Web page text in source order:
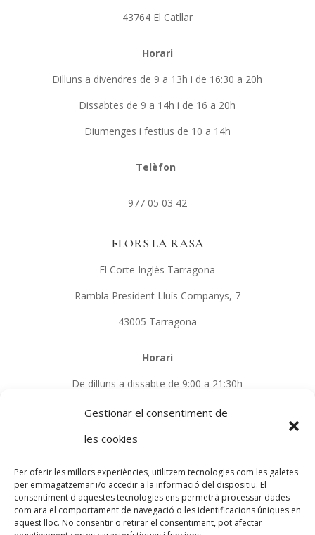
Gestionar el consentiment de
les cookies
Per oferir les millors experiències, utilitzem tecnologies com les galetes
per emmagatzemar i/o accedir a la informació del dispositiu. El
consentiment d'aquestes tecnologies ens permetrà processar dades
com ara el comportament de navegació o les identificacions úniques en
aquest lloc. No consentir o retirar el consentiment, pot afectar
43764 El Catllar
Horari
Dilluns a divendres de 9 a 13h i de 16:30 a 20h
Dissabtes de 9 a 14h i de 16 a 20h
Diumenges i festius de 10 a 14h
Telèfon
977 05 03 42
FLORS LA RASA
El Corte Inglés Tarragona
Rambla President Lluís Companys, 7
43005 Tarragona
Horari
De dilluns a dissabte de 9:00 a 21:30h
Telèfon
679 74 05 49
PROGRAMA KIT DIGITAL COFINANCIADO POR LOS
FONDOS NEXT GENERATION (EU) DEL MECANISMO
DE RECUPERACIÓN Y RESILIENCIA.